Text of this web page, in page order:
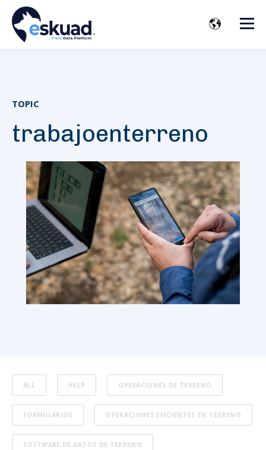
TOPIC
trabajoenterreno
ALL HELP OPERACIONES DE TERRENO
FORMULARIOS OPERACIONES EFICIENTES EN TERRENO
SOFTWARE DE DATOS DE TERRENO